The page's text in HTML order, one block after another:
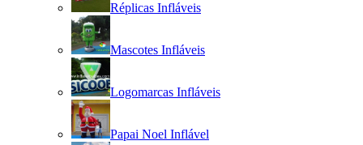
Réplicas Infláveis
Mascotes Infláveis
Logomarcas Infláveis
Papai Noel Inflável